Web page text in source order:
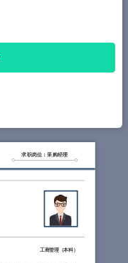
求职岗位：采购经理
工商管理（本科）